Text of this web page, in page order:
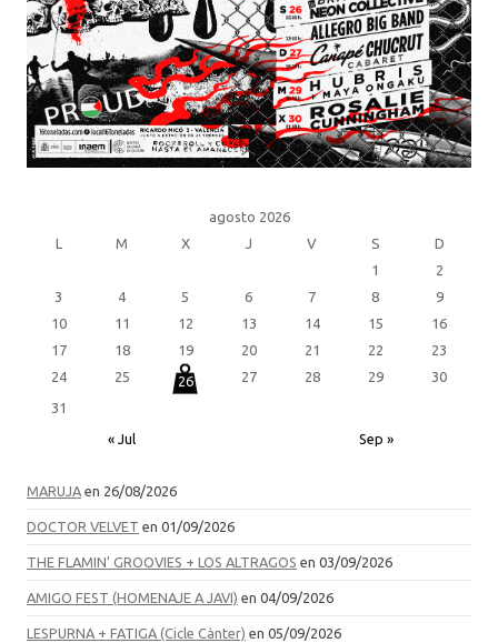
agosto 2026
L
M X J V S D
« Jul Sep »
1
2
3
4 5 6 7 8
9
10
11 12 13 14 15
16
17
18 19 20 21 22
23
24
25 26 27 28 29
30
31
MARUJA en 26/08/2026
DOCTOR VELVET en 01/09/2026
THE FLAMIN’ GROOVIES + LOS ALTRAGOS en 03/09/2026
AMIGO FEST (HOMENAJE A JAVI) en 04/09/2026
LESPURNA + FATIGA (Cicle Cànter) en 05/09/2026